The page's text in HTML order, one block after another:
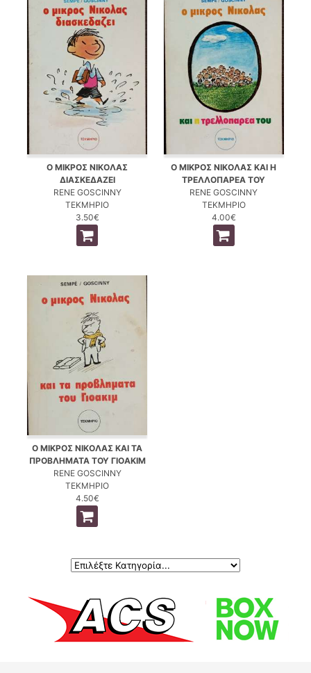
Ο ΜΙΚΡΟΣ ΝΙΚΟΛΑΣ
ΔΙΑΣΚΕΔΑΖΕΙ
RENE GOSCINNY
ΤΕΚΜΗΡΙΟ
3.50€
Ο ΜΙΚΡΟΣ ΝΙΚΟΛΑΣ ΚΑΙ Η
ΤΡΕΛΛΟΠΑΡΕΑ ΤΟΥ
RENE GOSCINNY
ΤΕΚΜΗΡΙΟ
4.00€
Ο ΜΙΚΡΟΣ ΝΙΚΟΛΑΣ ΚΑΙ ΤΑ
ΠΡΟΒΛΗΜΑΤΑ ΤΟΥ ΓΙΟΑΚΙΜ
RENE GOSCINNY
ΤΕΚΜΗΡΙΟ
4.50€